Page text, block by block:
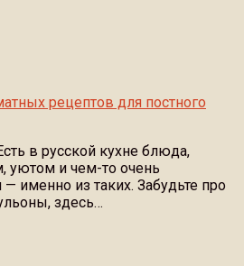
рецептов для постного
в русской кухне блюда,
уютом и чем-то очень
именно из таких. Забудьте про
здесь…